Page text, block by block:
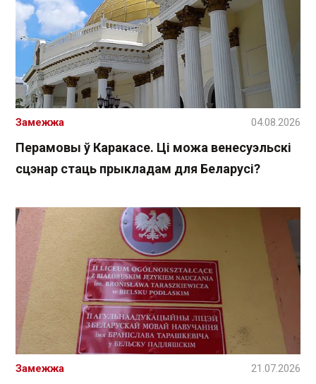
Перамовы ў Каракасе. Ці можа венесуэльскі
сцэнар стаць прыкладам для Беларусі?
Замежжа 04.08.2026
Замежжа 21.07.2026